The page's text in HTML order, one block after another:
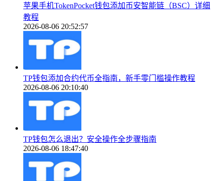
苹果手机TokenPocket钱包添加币安智能链（BSC）详细
教程
2026-08-06 20:52:57
TP钱包添加合约代币全指南，新手零门槛操作教程
2026-08-06 20:10:40
TP钱包怎么退出？安全操作全步骤指南
2026-08-06 18:47:40